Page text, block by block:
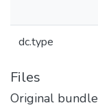
dc.type
Files
Original bundle